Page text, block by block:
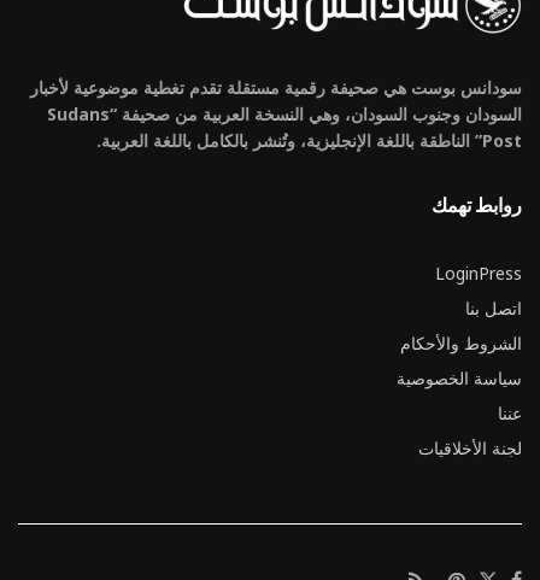
سودانس بوست هي صحيفة رقمية مستقلة تقدم تغطية موضوعية لأخبار
السودان وجنوب السودان، وهي النسخة العربية من صحيفة “Sudans
Post” الناطقة باللغة الإنجليزية، وتُنشر بالكامل باللغة العربية.
روابط تهمك
LoginPress
اتصل بنا
الشروط والأحكام
سياسة الخصوصية
عننا
لجنة الأخلاقيات